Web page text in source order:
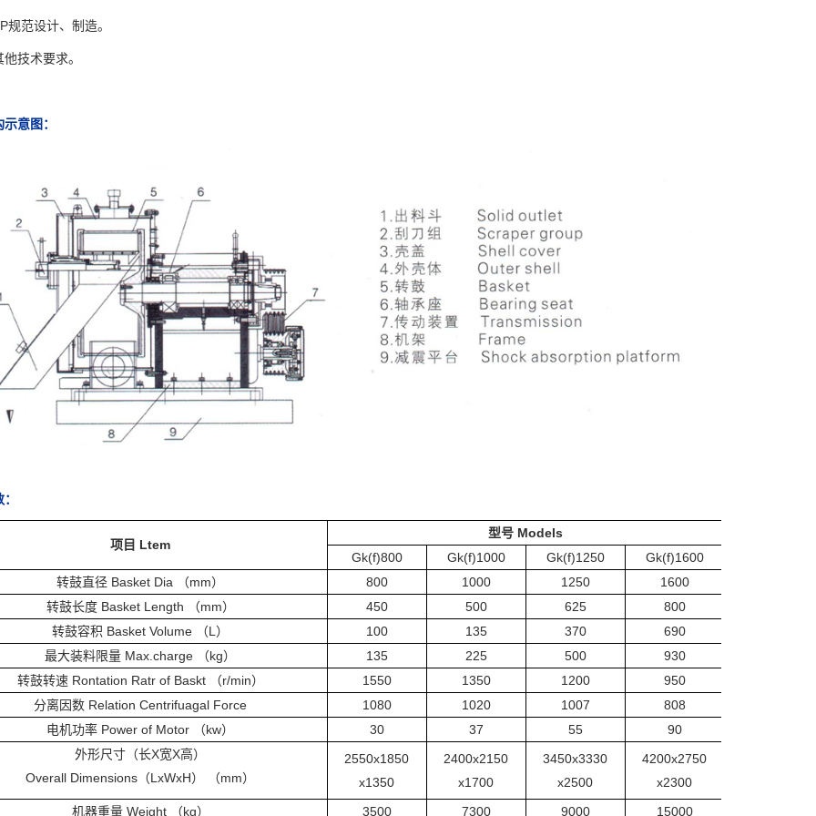
规范设计、制造。
技术要求。
意图：
项目 Ltem
型号 Models
Gk(f)800
Gk(f)1000 Gk(f)1250
Gk(f)1600
转鼓直径 Basket Dia （mm）
800 1000 1250
1600
转鼓长度 Basket Length （mm）
450 500 625
800
转鼓容积 Basket Volume （L）
100 135 370
690
最大装料限量 Max.charge （kg）
135 225 500
930
转鼓转速 Rontation Ratr of Baskt （r/min）
1550 1350 1200
950
分离因数 Relation Centrifuagal Force
1080 1020 1007
808
电机功率 Power of Motor （kw）
30 37 55
90
外形尺寸（长X宽X高）
Overall Dimensions（LxWxH） （mm）
2550x1850
x1350
2400x2150
x1700
3450x3330
x2500
4200x2750
x2300
机器重量 Weight （kg）
3500 7300 9000 15000